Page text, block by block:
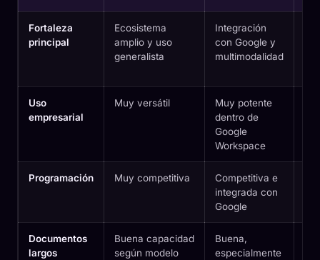
Fortaleza
principal
Ecosistema
amplio y uso
generalista
Integración
con Google y
multimodalidad
Uso
empresarial
Muy versátil
Muy potente
dentro de
Google
Workspace
Programación Muy competitiva
Competitiva e
integrada con
Google
Documentos
largos
Buena capacidad
según modelo
Buena,
especialmente